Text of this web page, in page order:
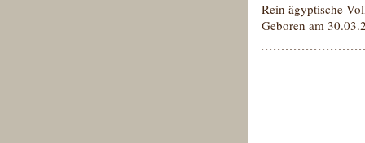
Rein ägyptische
Geboren am